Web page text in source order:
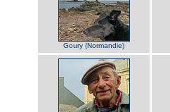
Goury (Normandie)